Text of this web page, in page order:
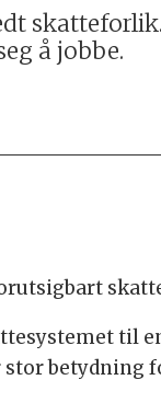
å jobbe.
til
betydning